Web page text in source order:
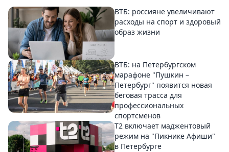
ВТБ: россияне увеличивают
расходы на спорт и здоровый
образ жизни
ВТБ: на Петербургском
марафоне "Пушкин –
Петербург" появится новая
беговая трасса для
профессиональных
спортсменов
Т2 включает маджентовый
режим на "Пикнике Афиши"
в Петербурге